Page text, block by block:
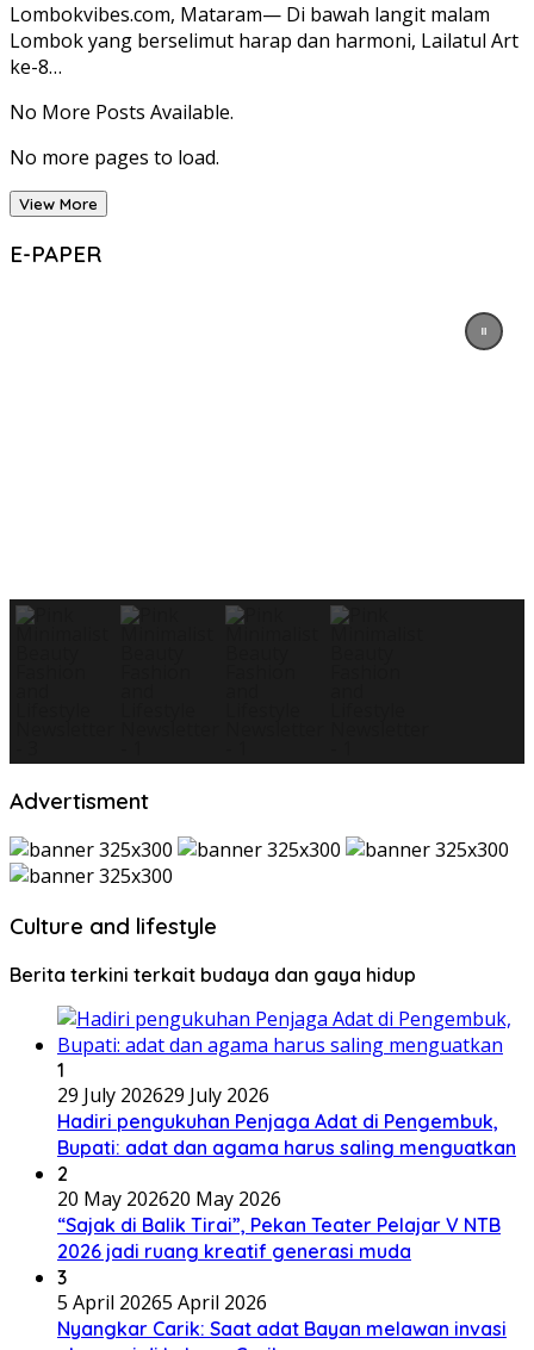
Lombokvibes.com, Mataram— Di bawah langit malam
Lombok yang berselimut harap dan harmoni, Lailatul Art
ke-8…
No More Posts Available.
No more pages to load.
View More
E-PAPER
Advertisment
Culture and lifestyle
Berita terkini terkait budaya dan gaya hidup
1
29 July 202629 July 2026
Hadiri pengukuhan Penjaga Adat di Pengembuk,
Bupati: adat dan agama harus saling menguatkan
2
20 May 202620 May 2026
“Sajak di Balik Tirai”, Pekan Teater Pelajar V NTB
2026 jadi ruang kreatif generasi muda
3
5 April 20265 April 2026
Nyangkar Carik: Saat adat Bayan melawan invasi